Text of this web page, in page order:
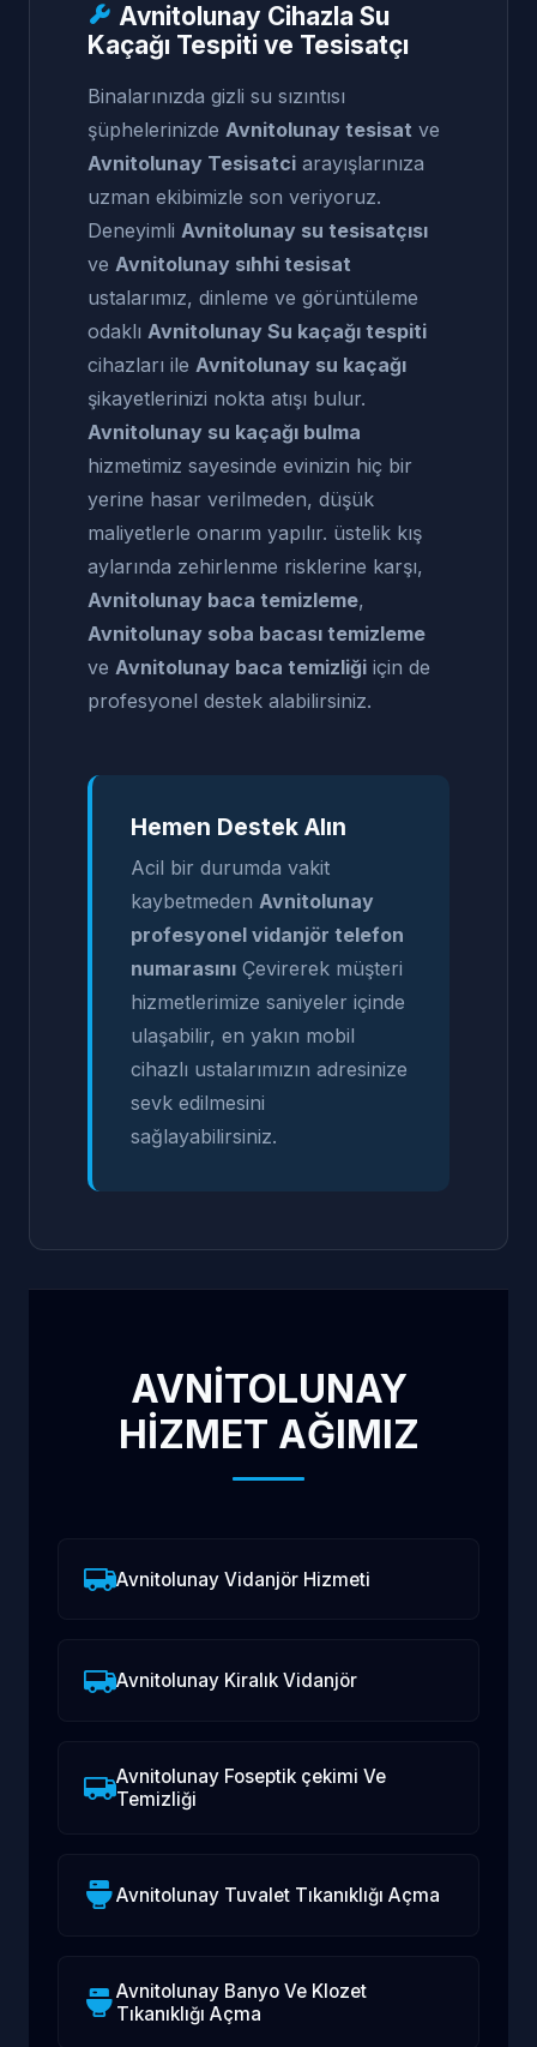
Avnitolunay Cihazla Su
Kaçağı Tespiti ve Tesisatçı
Binalarınızda gizli su sızıntısı
şüphelerinizde Avnitolunay tesisat ve
Avnitolunay Tesisatci arayışlarınıza
uzman ekibimizle son veriyoruz.
Deneyimli Avnitolunay su tesisatçısı
ve Avnitolunay sıhhi tesisat
ustalarımız, dinleme ve görüntüleme
odaklı Avnitolunay Su kaçağı tespiti
cihazları ile Avnitolunay su kaçağı
şikayetlerinizi nokta atışı bulur.
Avnitolunay su kaçağı bulma
hizmetimiz sayesinde evinizin hiç bir
yerine hasar verilmeden, düşük
maliyetlerle onarım yapılır. üstelik kış
aylarında zehirlenme risklerine karşı,
Avnitolunay baca temizleme,
Avnitolunay soba bacası temizleme
ve Avnitolunay baca temizliği için de
profesyonel destek alabilirsiniz.
Hemen Destek Alın
Acil bir durumda vakit
kaybetmeden Avnitolunay
profesyonel vidanjör telefon
numarasını Çevirerek müşteri
hizmetlerimize saniyeler içinde
ulaşabilir, en yakın mobil
cihazlı ustalarımızın adresinize
sevk edilmesini
sağlayabilirsiniz.
AVNITOLUNAY
HİZMET AĞIMIZ
Avnitolunay Vidanjör Hizmeti
Avnitolunay Kiralık Vidanjör
Avnitolunay Foseptik çekimi Ve
Temizliği
Avnitolunay Tuvalet Tıkanıklığı Açma
Avnitolunay Banyo Ve Klozet
Tıkanıklığı Açma